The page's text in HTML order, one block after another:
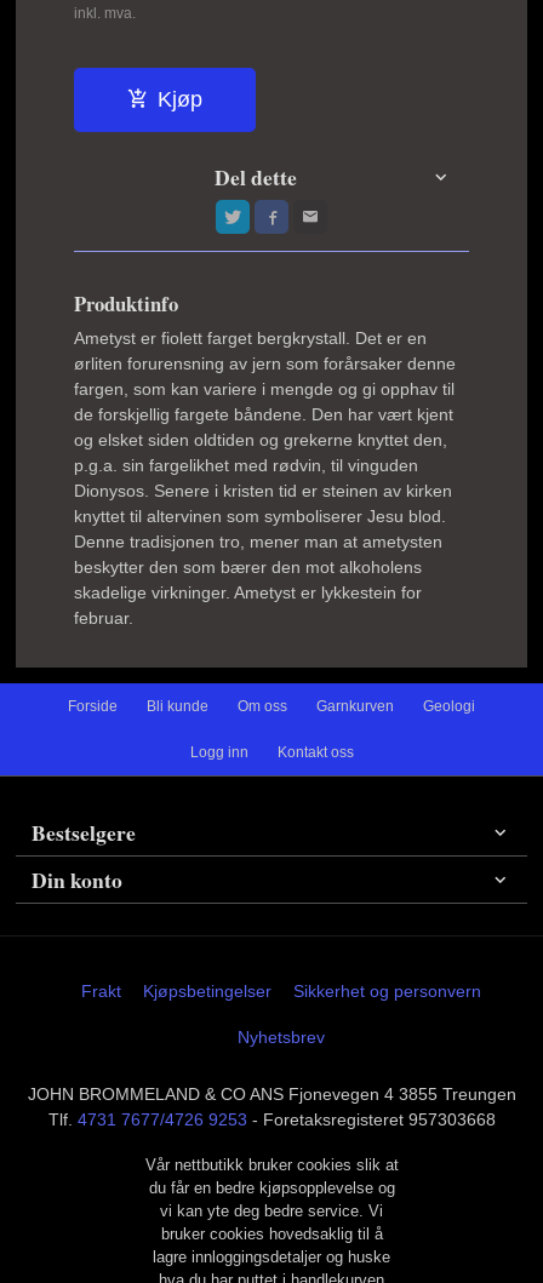
inkl. mva.
Kjøp
Del dette
Produktinfo
Ametyst er fiolett farget bergkrystall. Det er en
ørliten forurensning av jern som forårsaker denne
fargen, som kan variere i mengde og gi opphav til
de forskjellig fargete båndene. Den har vært kjent
og elsket siden oldtiden og grekerne knyttet den,
p.g.a. sin fargelikhet med rødvin, til vinguden
Dionysos. Senere i kristen tid er steinen av kirken
knyttet til altervinen som symboliserer Jesu blod.
Denne tradisjonen tro, mener man at ametysten
beskytter den som bærer den mot alkoholens
skadelige virkninger. Ametyst er lykkestein for
februar.
Forside Bli kunde Om oss Garnkurven Geologi
Logg inn Kontakt oss
Bestselgere
Din konto
Frakt Kjøpsbetingelser Sikkerhet og personvern
Nyhetsbrev
JOHN BROMMELAND & CO ANS Fjonevegen 4 3855 Treungen
Tlf. 4731 7677/4726 9253 - Foretaksregisteret 957303668
Vår nettbutikk bruker cookies slik at
du får en bedre kjøpsopplevelse og
vi kan yte deg bedre service. Vi
bruker cookies hovedsaklig til å
lagre innloggingsdetaljer og huske